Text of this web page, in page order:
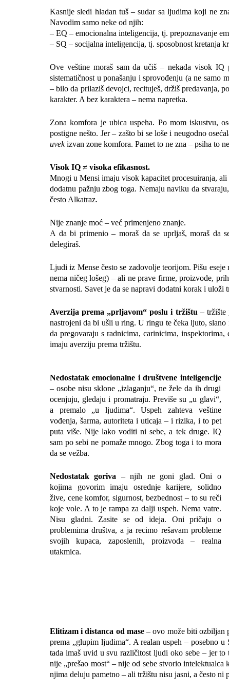
Kasnije sledi hladan tuš – sudar sa ljudima koji ne
Navodim samo neke od njih:
– EQ – emocionalna inteligencija, tj. prepoznavanje
– SQ – socijalna inteligencija, tj. sposobnost kretanja
Ove veštine moraš sam da učiš – nekada visok
sistematičnost u ponašanju i sprovođenju (a ne
– bilo da prilaziš devojci, recituješ, držiš predavanja,
karakter. A bez karaktera – nema napretka.
Zona komfora je ubica uspeha. Po mom iskustvu,
postigne nešto. Jer – zašto bi se loše i neugodno
uvekizvan zone komfora. Pamet to ne zna – psiha to
Visok IQ ≠ visoka efikasnost.
Mnogi u Mensi imaju visok kapacitet procesuiranja,
dodatnu pažnju zbog toga. Nemaju naviku da
često Alkatraz.
Nije znanje moć – već primenjeno znanje.
A da bi primenio – moraš da se uprljaš, moraš da
delegiraš.
Ljudi iz Mense često se zadovolje teorijom. Pišu
nema ničeg lošeg) – ali ne prave firme, proizvode,
stvarnosti. Savet je da se napravi dodatni korak i uloži
Averzija prema „prljavom“ poslu i tržištu – tržište
nastrojeni da bi ušli u ring. U ringu te čeka ljuto,
da pregovaraju s radnicima, carinicima,
imaju averziju prema tržištu.
Nedostatak emocionalne i društvene inteligencije
– osobe nisu sklone „izlaganju“, ne žele da ih drugi
ocenjuju, gledaju i promatraju. Previše su „u glavi“,
a premalo „u ljudima“. Uspeh zahteva veštine
vođenja, šarma, autoriteta i uticaja – i rizika, i to pet
puta više. Nije lako voditi ni sebe, a tek druge. IQ
sam po sebi ne pomaže mnogo. Zbog toga i to mora
da se vežba.
Nedostatak goriva – njih ne goni glad. Oni o
kojima govorim imaju osrednje karijere, solidno
žive, cene komfor, sigurnost, bezbednost – to su reči
koje vole. A to je rampa za dalji uspeh. Nema vatre.
Nisu gladni. Zasite se od ideja. Oni pričaju o
problemima društva, a ja recimo rešavam probleme
svojih kupaca, zaposlenih, proizvoda – realna
utakmica.
Elitizam i distanca od mase– ovo može biti ozbiljan
prema „glupim ljudima“. A realan uspeh – posebno
tada imaš uvid u svu različitost ljudi oko sebe – jer
nije „prešao most“ – nije od sebe stvorio
njima deluju pametno – ali tržištu nisu jasni, a često ni